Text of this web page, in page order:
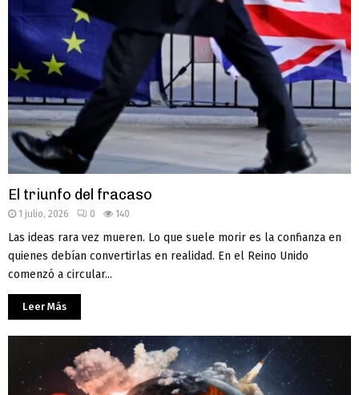
El triunfo del fracaso
1 julio, 2026 0 140
Las ideas rara vez mueren. Lo que suele morir es la confianza en
quienes debían convertirlas en realidad. En el Reino Unido
comenzó a circular...
Leer Más